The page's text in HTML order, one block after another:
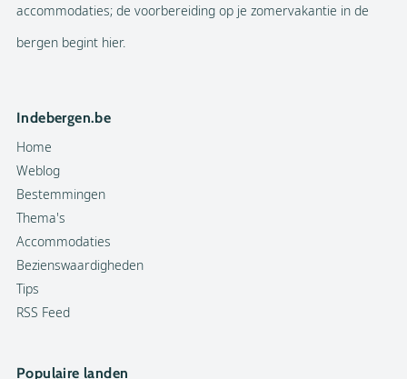
accommodaties; de voorbereiding op je zomervakantie in de
bergen begint hier.
Indebergen.be
Home
Weblog
Bestemmingen
Thema's
Accommodaties
Bezienswaardigheden
Tips
RSS Feed
Populaire landen